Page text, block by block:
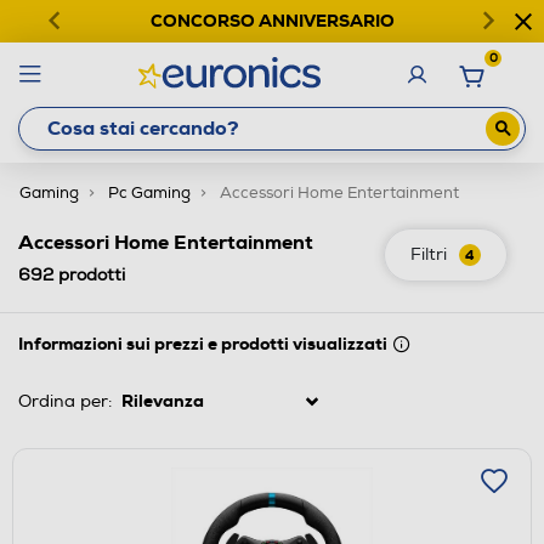
CONCORSO ANNIVERSARIO
0
Gaming Pc Gaming Accessori Home Entertainment
Filtri 4
Accessori Home Entertainment
692prodotti
Informazioni sui prezzi e prodotti visualizzati
Ordina per: